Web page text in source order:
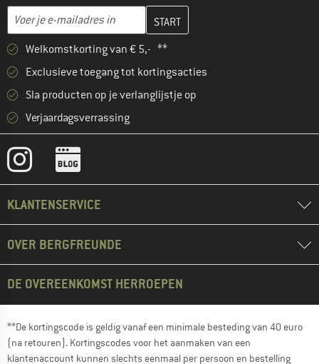
E-mailadres
Vul je e-mailadres hier in en maak in de volgende stap je
Welkomstkorting van € 5,- **
Exclusieve toegang tot kortingsacties
Sla producten op je verlanglijstje op
Verjaardagsverrassing
KLANTENSERVICE
OVER BERGFREUNDE
DE OVEREENKOMST HERROEPEN
**De kortingscode is geldig vanaf een minimale besteding van 40 euro
(na retouren). Kortingscodes voor het aanmaken van een
klantenaccount kunnen slechts eenmaal per persoon en bestelling